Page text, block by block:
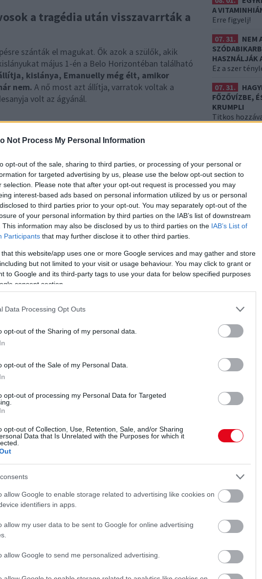
Not Process My Personal Information
opt-out of the sale, sharing to third parties, or processing of your personal or
for targeted advertising by us, please use the below opt-out section to
selection. Please note that after your opt-out request is processed you may
interest-based ads based on personal information utilized by us or personal
to third parties prior to your opt-out. You may separately opt-out of the
of your personal information by third parties on the IAB’s list of downstream
This information may also be disclosed by us to third parties on the IAB’s List of
Participants that may further disclose it to other third parties.
that this website/app uses one or more Google services and may gather and store
but not limited to your visit or usage behaviour. You may click to grant or
to Google and its third-party tags to use your data for below specified purposes
consent section.
Data Processing Opt Outs
opt-out of the Sharing of my personal data.
opt-out of the Sale of my Personal Data.
opt-out of processing my Personal Data for Targeted
opt-out of Collection, Use, Retention, Sale, and/or Sharing
Data that Is Unrelated with the Purposes for which it
allow Google to enable storage related to advertising like cookies on
identifiers in apps.
allow my user data to be sent to Google for online advertising
allow Google to send me personalized advertising.
a tragédia után visszavarrták a
szánták el magukat. Ők azok a szülők, akik
május 1-én a Belo Horizontéban található
kislánya, Emanuelly még élt, amikor
nem. A nő most azt állítja, varratok voltak a
volt az ágyánál.
Búcsúzzunk el a kislányodtól!" - emlékezett anyja
nyakán a varratokat.
megakadályozni. De látta, hogy a nyaka
a szülés. A babánál korábban tüdőproblémát
hogy nem éli túl a műtétet.A szülők azonban
a fejét.
A
Erre figyelj!
07. 31.
NEM
HASZNÁLJÁK
Ez a szer
07. 31.
FŐZŐVÍZBE,
KRUMPLI
Titkos